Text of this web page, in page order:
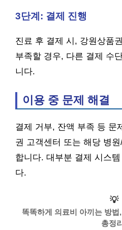
3단계: 결제 진행
진료 후 결제 시, 강원상품
부족할 경우, 다른 결제 수
니다.
이용 중 문제 해결
결제 거부, 잔액 부족 등 문
권 고객센터 또는 해당 병
합니다. 대부분 결제 시스
다.
💡
똑똑하게 의료비 아끼는 방
총정